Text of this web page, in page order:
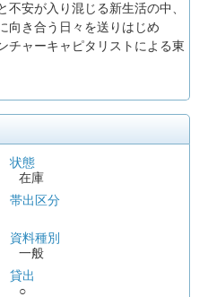
安が入り混じる新生活の中、
向き合う日々を送りはじめ
ャーキャピタリストによる東
状態
在庫
帯出区分
資料種別
一般
貸出
○